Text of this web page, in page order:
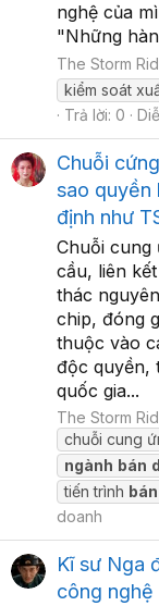
nghệ của
"Những
The Storm
kiểm soát
Trả lời: 0
Chuỗi
sao quyền
định như
Chuỗi cung
cầu, liên
thác
chip, đóng
thuộc vào
độc quyền,
quốc gia...
The Storm
chuỗi cung
ngành bán
tiến trình bán
doanh
Kĩ sư Nga
công nghệ